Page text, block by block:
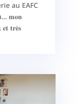
au EAFC
𝐦𝐨𝐧
𝐭𝐫𝐞̀𝐬